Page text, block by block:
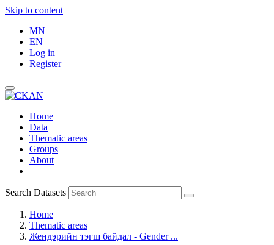
Skip to content
MN
EN
Log in
Register
Home
Data
Thematic areas
Groups
About
Search Datasets
Home
Thematic areas
Жендэрийн тэгш байдал - Gender ...